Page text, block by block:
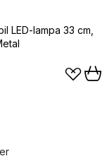
LED-lampa 33 cm,